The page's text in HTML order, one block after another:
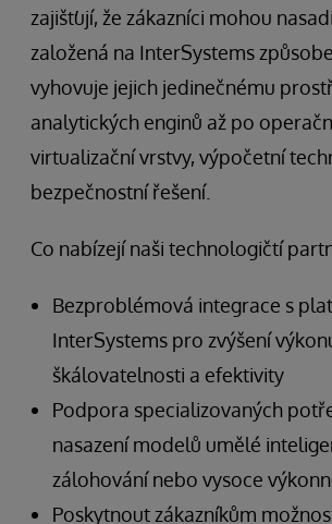
zajišťují, že zákazníci mohou
založená na InterSystems
vyhovuje jejich jedinečnému
analytických enginů až po
virtualizační vrstvy, výpočetní
bezpečnostní řešení.
Co nabízejí naši technologičtí
Bezproblémová integrace s
InterSystems pro zvýšení
škálovatelnosti a efektivity
Podpora specializovaných
nasazení modelů umělé
zálohování nebo vysoce
Poskytnout zákazníkům